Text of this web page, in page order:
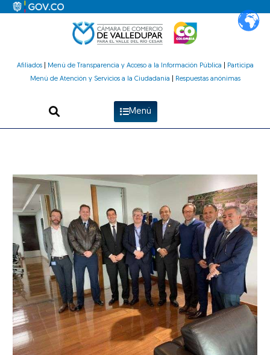
Afiliados| Menú de Transparencia y Acceso a la Información Pública
Participa
Menú de Atención y Servicios a la Ciudadanía
Respuestas anónimas
Menú